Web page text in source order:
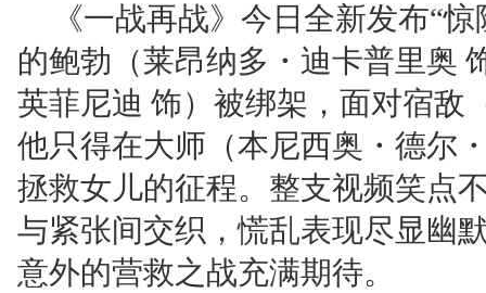
《一战再战》今日全新发布“
的鲍勃（莱昂纳多・迪卡普里奥
英菲尼迪 饰）被绑架，面对宿敌
他只得在大师（本尼西奥・德尔
拯救女儿的征程。整支视频笑点
与紧张间交织，慌乱表现尽显幽
意外的营救之战充满期待。